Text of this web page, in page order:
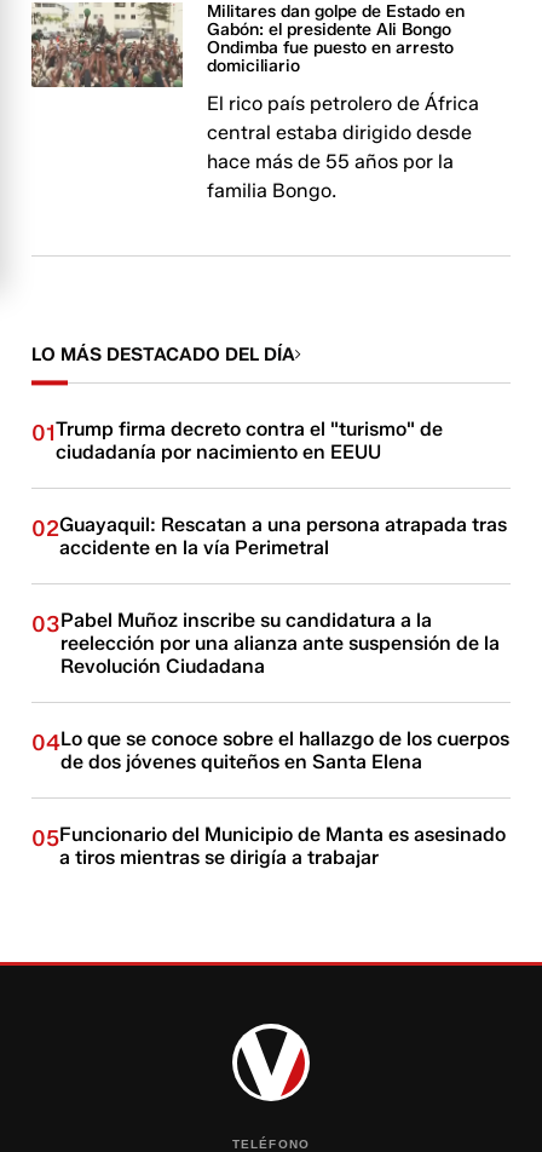
Militares dan golpe de Estado en
Gabón: el presidente Ali Bongo
Ondimba fue puesto en arresto
domiciliario
El rico país petrolero de África
central estaba dirigido desde
hace más de 55 años por la
familia Bongo.
LO MÁS DESTACADO DEL DÍA
01Trump firma decreto contra el "turismo" de
ciudadanía por nacimiento en EEUU
02Guayaquil: Rescatan a una persona atrapada tras
accidente en la vía Perimetral
03Pabel Muñoz inscribe su candidatura a la
reelección por una alianza ante suspensión de la
Revolución Ciudadana
04Lo que se conoce sobre el hallazgo de los cuerpos
de dos jóvenes quiteños en Santa Elena
05Funcionario del Municipio de Manta es asesinado
a tiros mientras se dirigía a trabajar
TELÉFONO